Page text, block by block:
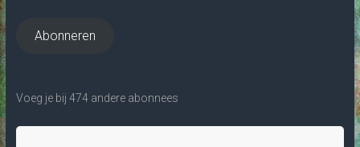
Abonneren
Voeg je bij 474 andere abonnees